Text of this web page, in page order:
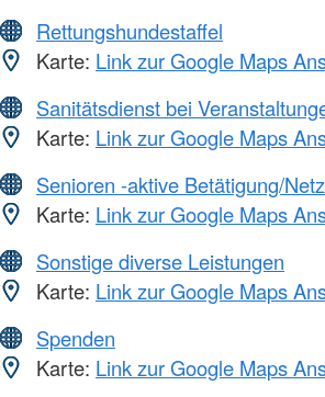
Rettungshundestaffel
Karte: Link zur Google Maps
Sanitätsdienst bei
Karte: Link zur Google Maps
Senioren -aktive Betätigung/
Karte: Link zur Google Maps
Sonstige diverse Leistungen
Karte: Link zur Google Maps
Spenden
Karte: Link zur Google Maps